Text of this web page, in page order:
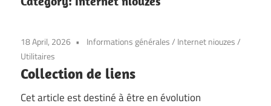
18 April, 2026 Informations générales/ Internet niouzes/
Utilitaires
Collection de liens
Cet article est destiné à être en évolution